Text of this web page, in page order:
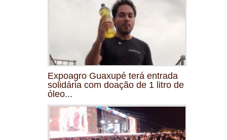
Expoagro Guaxupé terá entrada
solidária com doação de 1 litro de
óleo...